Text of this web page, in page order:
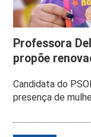
Professora
propõe
Candidata do
presença de